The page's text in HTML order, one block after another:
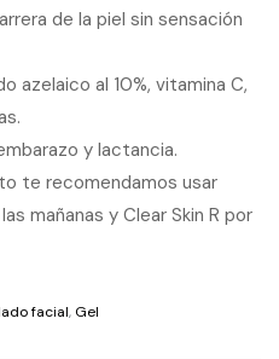
de la piel sin sensación
azelaico al 10%, vitamina C,
y lactancia.
te recomendamos usar
mañanas y Clear Skin R por
facial, Gel